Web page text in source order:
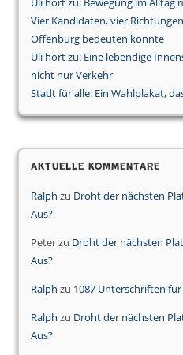
Vier Kandidaten, vier
Offenburg bedeuten könnte
Uli hört zu: Eine lebendige
nicht nur Verkehr
Stadt für alle: Ein Wahlplakat,
Aktuelle Kommentare
Ralph zu Droht der nächsten
Aus?
Peterzu Droht der nächsten
Aus?
Ralph zu 1087 Unterschriften
Ralph zu Droht der nächsten
Aus?